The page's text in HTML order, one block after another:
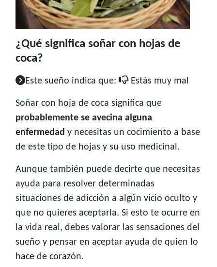
¿Qué significa soñar con hojas de
coca?
Este sueño indica que: Estás muy mal
Soñar con hoja de coca significa que
probablemente se avecina alguna
enfermedad y necesitas un cocimiento a base
de este tipo de hojas y su uso medicinal.
Aunque también puede decirte que necesitas
ayuda para resolver determinadas
situaciones de adicción a algún vicio oculto y
que no quieres aceptarla. Si esto te ocurre en
la vida real, debes valorar las sensaciones del
sueño y pensar en aceptar ayuda de quien lo
hace de corazón.